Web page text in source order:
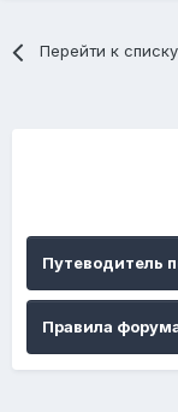
Перейти к
Путеводитель
Правила